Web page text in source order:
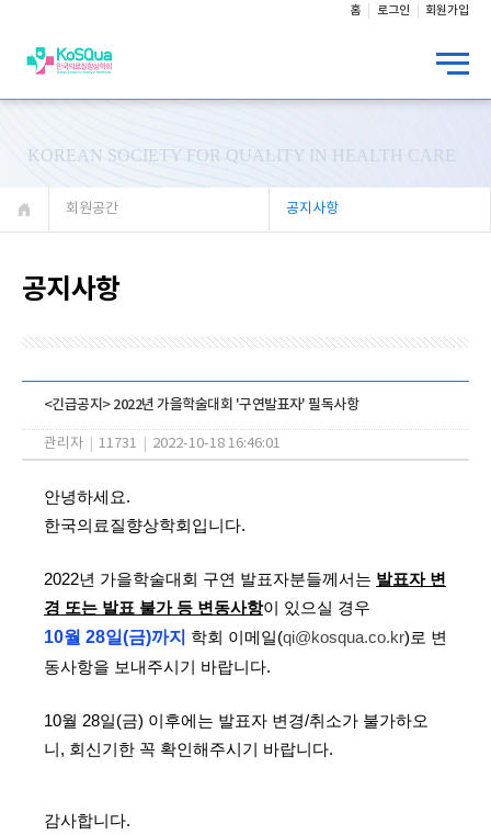
홈 로그인 회원가입
KOREAN SOCIETY FOR QUALITY IN HEALTH CARE
회원공간 공지사항
공지사항
<긴급공지> 2022년 가을학술대회 '구연발표자' 필독사항
관리자 11731 2022-10-18 16:46:01
​안녕하세요.
한국의료질향상학회입니다.
2022년 가을학술대회 구연 발표자분들께서는 발표자 변
경 또는 발표 불가 등 변동사항이 있으실 경우
10월 28일(금)까지 학회 이메일(qi@kosqua.co.kr)로 변
동사항을 보내주시기 바랍니다.
10월 28일(금) 이후에는 발표자 변경/취소가 불가하오
니, 회신기한 꼭 확인해주시기 바랍니다.
감사합니다.